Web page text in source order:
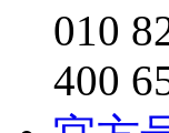
010
400